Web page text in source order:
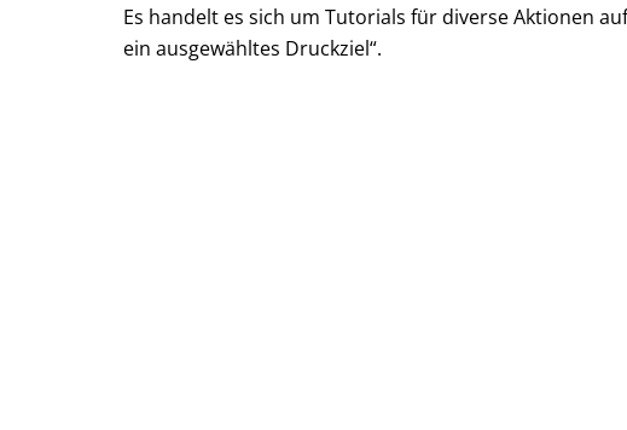
Es handelt es sich um Tutorials für diverse Aktionen
ein ausgewähltes Druckziel“.